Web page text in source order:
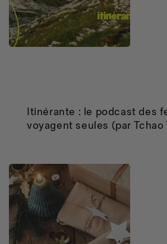
Itinérante : le podcast des
voyagent seules (par Tchao